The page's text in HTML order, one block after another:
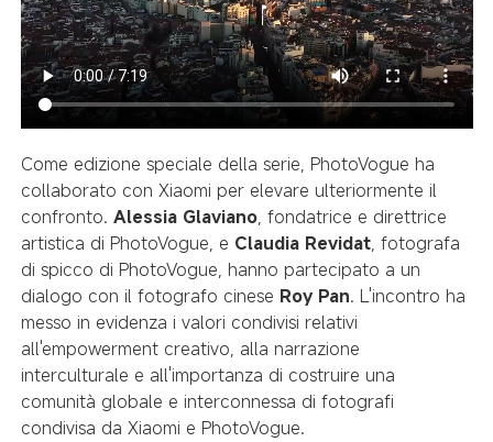
Come edizione speciale della serie, PhotoVogue ha
collaborato con Xiaomi per elevare ulteriormente il
confronto. Alessia Glaviano, fondatrice e direttrice
artistica di PhotoVogue, e Claudia Revidat, fotografa
di spicco di PhotoVogue, hanno partecipato a un
dialogo con il fotografo cinese Roy Pan. L'incontro ha
messo in evidenza i valori condivisi relativi
all'empowerment creativo, alla narrazione
interculturale e all'importanza di costruire una
comunità globale e interconnessa di fotografi
condivisa da Xiaomi e PhotoVogue.